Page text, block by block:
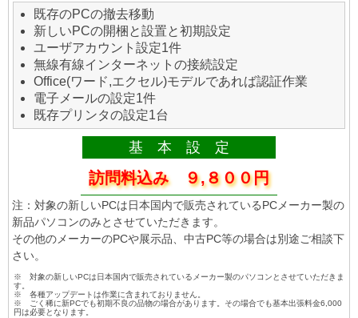
既存のPCの撤去移動
新しいPCの開梱と設置と初期設定
ユーザアカウント設定1件
無線有線インターネットの接続設定
Office(ワード,エクセル)モデルであれば認証作業
電子メールの設定1件
既存プリンタの設定1台
基 本 設 定
訪問料込み ９,８００円
注：対象の新しいPCは日本国内で販売されているPCメーカー製の
新品パソコンのみとさせていただきます。
その他のメーカーのPCや展示品、中古PC等の場合は別途ご相談下
さい。
※ 対象の新しいPCは日本国内で販売されているメーカー製のパソコンとさせていただきま
す。
※ 各種アップデートは作業に含まれておりません。
※ ごく稀に新PCでも初期不良の品物の場合があります。その場合でも基本出張料金6,000
円は必要となります。